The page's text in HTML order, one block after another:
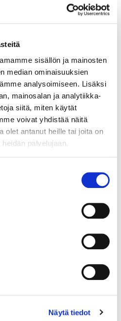
sisällön ja mainosten
median ominaisuuksien
analysoimiseen. Lisäksi
mainosalan ja analytiikka-
siitä, miten käytät
voivat yhdistää näitä
olet antanut heille tai joita on
palvelujaan.
Näytä tiedot
että pitkät sopimukset ja hyvä
luovat vakautta ja kestävyyttä
vuokrasuhteisiin.
haluaa toimia
satopotentiaaliin ja
on tietysti hyvä saada
hintaan, mutta jos se
kun pellon arvo
ja perusparannuksista.